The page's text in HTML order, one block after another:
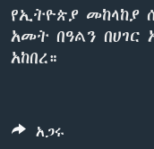
ቋንቋዎች
የኢትዮጵያ መከላከያ
አመት በዓልን በሀገር
አከበረ።
አጋሩ